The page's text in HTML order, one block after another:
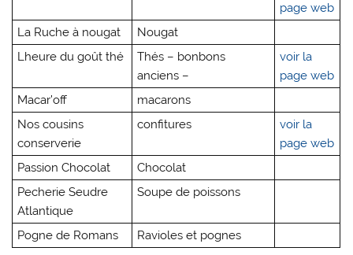
page web
La Ruche à nougat
Nougat
Lheure du goût thé
Thés – bonbons
anciens –
voir la
page web
Macar’off
macarons
Nos cousins
conserverie
confitures
voir la
page web
Passion Chocolat
Chocolat
Pecherie Seudre
Atlantique
Soupe de poissons
Pogne de Romans Ravioles et pognes